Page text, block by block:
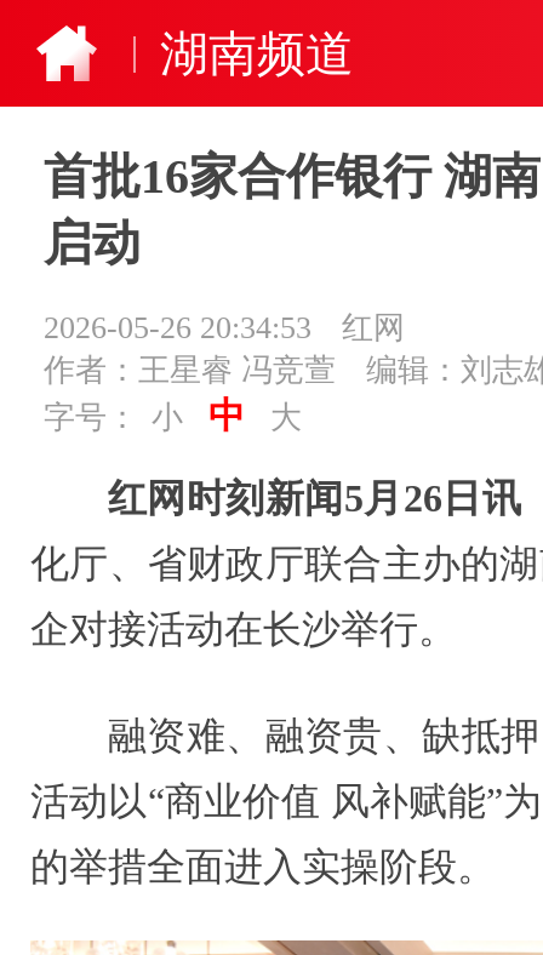
湖南频道
首批16家合作银行 湖
启动
2026-05-26 20:34:53
红网
作者：王星睿 冯竞萱
编辑：刘志
字号：
小 中 大
红网时刻新闻5月26日讯
化厅、省财政厅联合主办的
企对接活动在长沙举行。
融资难、融资贵、缺抵
活动以“商业价值 风补赋能”
的举措全面进入实操阶段。